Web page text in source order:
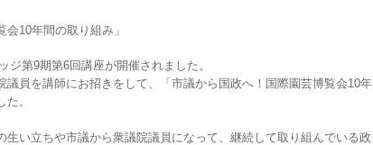
10年間の取り組み」
ジ第9期第6回講座が開催されました。
員を講師にお招きをして、「市議から国政へ！国際園芸博覧会10年
。
い立ちや市議から衆議院議員になって、継続して取り組んでいる政